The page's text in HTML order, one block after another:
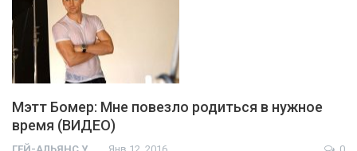
Мэтт Бомер: Мне повезло родиться в нужное
время (ВИДЕО)